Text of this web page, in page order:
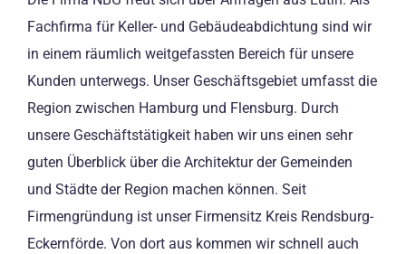
Fachfirma für Keller- und Gebäudeabdichtung sind wir
in einem räumlich weitgefassten Bereich für unsere
Kunden unterwegs. Unser Geschäftsgebiet umfasst die
Region zwischen Hamburg und Flensburg. Durch
unsere Geschäftstätigkeit haben wir uns einen sehr
guten Überblick über die Architektur der Gemeinden
und Städte der Region machen können. Seit
Firmengründung ist unser Firmensitz Kreis Rendsburg-
Eckernförde. Von dort aus kommen wir schnell auch